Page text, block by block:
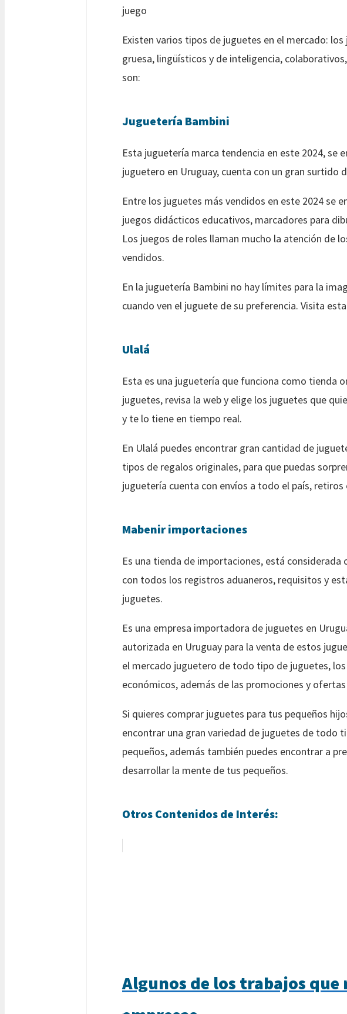
juego
Existen varios tipos de juguetes en el mercado:
gruesa, lingüísticos y de inteligencia,
son:
Juguetería Bambini
Esta juguetería marca tendencia en este 2024, se
juguetero en Uruguay, cuenta con un gran surtido
Entre los juguetes más vendidos en este 2024 se
juegos didácticos educativos, marcadores para
Los juegos de roles llaman mucho la atención de
vendidos.
En la juguetería Bambini no hay límites para la
cuando ven el juguete de su preferencia. Visita
Ulalá
Esta es una juguetería que funciona como tienda
juguetes, revisa la web y elige los juguetes que
y te lo tiene en tiempo real.
En Ulalá puedes encontrar gran cantidad de
tipos de regalos originales, para que puedas
juguetería cuenta con envíos a todo el país,
Mabenir importaciones
Es una tienda de importaciones, está
con todos los registros aduaneros, requisitos y
juguetes.
Es una empresa importadora de juguetes en
autorizada en Uruguay para la venta de estos
el mercado juguetero de todo tipo de juguetes,
económicos, además de las promociones y
Si quieres comprar juguetes para tus pequeños
encontrar una gran variedad de juguetes de todo
pequeños, además también puedes encontrar a
desarrollar la mente de tus pequeños.
Otros Contenidos de Interés:
Algunos de los trabajos